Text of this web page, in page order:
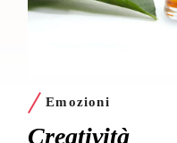
Emozioni
Creatività